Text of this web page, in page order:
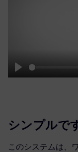
Play
シンプルで
このシステムは、